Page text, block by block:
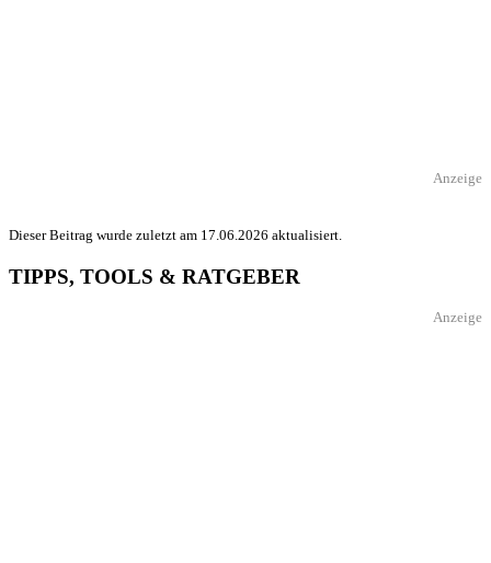
Anzeige
Dieser Beitrag wurde zuletzt am 17.06.2026 aktualisiert.
TIPPS, TOOLS & RATGEBER
Anzeige